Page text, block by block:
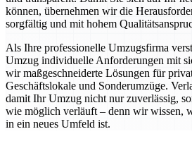
können, übernehmen wir die
sorgfältig und mit hohem
Als Ihre professionelle Umzugsfirma
Umzug individuelle Anforderungen mit
wir maßgeschneiderte Lösungen für
Geschäftslokale und Sonderumzüge.
damit Ihr Umzug nicht nur zuverlässig,
wie möglich verläuft – denn wir wissen,
in ein neues Umfeld ist.